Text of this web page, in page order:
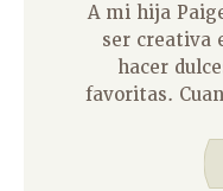
A mi hija
ser creativa
hacer
favoritas.
derretirá y
tengamos